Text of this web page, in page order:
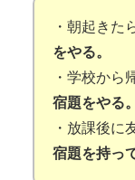
・朝起きた
をやる。
・学校から
宿題をやる。
・放課後に
宿題を持っ